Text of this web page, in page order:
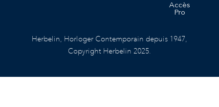
Accès
Pro
Herbelin, Horloger Contemporain depuis 1947,
Copyright Herbelin 2025.